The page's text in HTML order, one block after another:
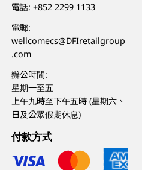
電話:+852 2299 1133
電郵:
wellcomecs@DFIretailgroup
.com
辦公時間:
星期一至五
上午九時至下午五時 (星期六、
日及公眾假期休息)
付款方式